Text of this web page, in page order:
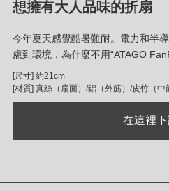
想擁有大人品味的折扇
今年夏天感覺酷暑難耐。電力和半
慮到環境，為什麼不用“ATAGO
[尺寸] 約21cm
[材質] 真絲（扇面）/鋁（外筋）/皮竹（中
在這裡